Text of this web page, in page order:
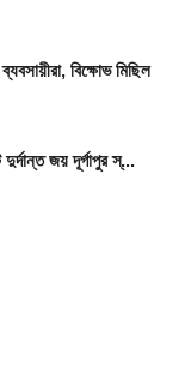
বিক্ষোভ মিছিল
দুর্দান্ত জয় দূর্গাপুর স্...